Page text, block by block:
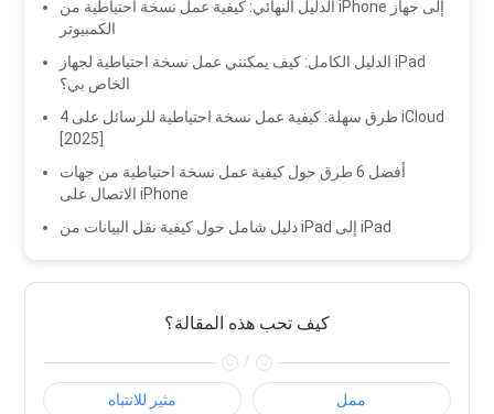
الدليل النهائي: كيفية عمل نسخة احتياطية من iPhone إلى جهاز
الكمبيوتر
الدليل الكامل: كيف يمكنني عمل نسخة احتياطية لجهاز iPad
الخاص بي؟
4 طرق سهلة: كيفية عمل نسخة احتياطية للرسائل على iCloud
[2025]
أفضل 6 طرق حول كيفية عمل نسخة احتياطية من جهات
الاتصال على iPhone
دليل شامل حول كيفية نقل البيانات من iPad إلى iPad
كيف تحب هذه المقالة؟
/
مثير للانتباه ممل